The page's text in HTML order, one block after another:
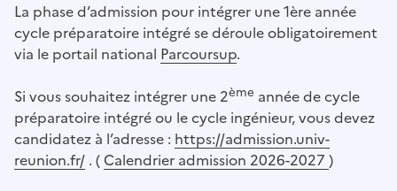
La phase d’admission pour intégrer une 1ère année
cycle préparatoire intégré se déroule obligatoirement
via le portail national Parcoursup.
Si vous souhaitez intégrer une 2ème année de cycle
préparatoire intégré ou le cycle ingénieur, vous devez
candidatez à l’adresse : https://admission.univ-
reunion.fr/ . ( Calendrier admission 2026-2027 )